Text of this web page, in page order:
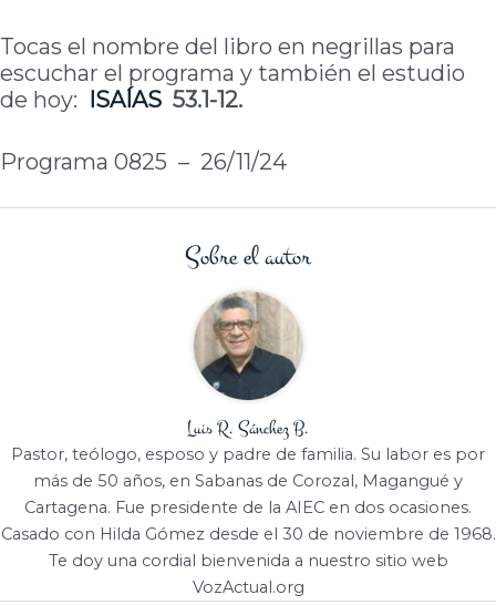
Tocas el nombre del libro en negrillas para
escuchar el programa y también el estudio
de hoy: ISAÍAS 53.1-12.
Programa 0825 – 26/11/24
Sobre el autor
Luis R. Sánchez B.
Pastor, teólogo, esposo y padre de familia. Su labor es por
más de 50 años, en Sabanas de Corozal, Magangué y
Cartagena. Fue presidente de la AIEC en dos ocasiones.
Casado con Hilda Gómez desde el 30 de noviembre de 1968.
Te doy una cordial bienvenida a nuestro sitio web
VozActual.org